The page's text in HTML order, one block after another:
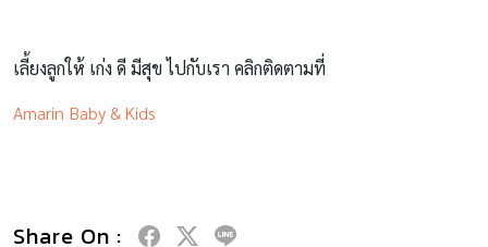
เลี้ยงลูกให้ เก่ง ดี มีสุข ไปกับเรา คลิกติดตามที่
Amarin Baby & Kids
Share On :